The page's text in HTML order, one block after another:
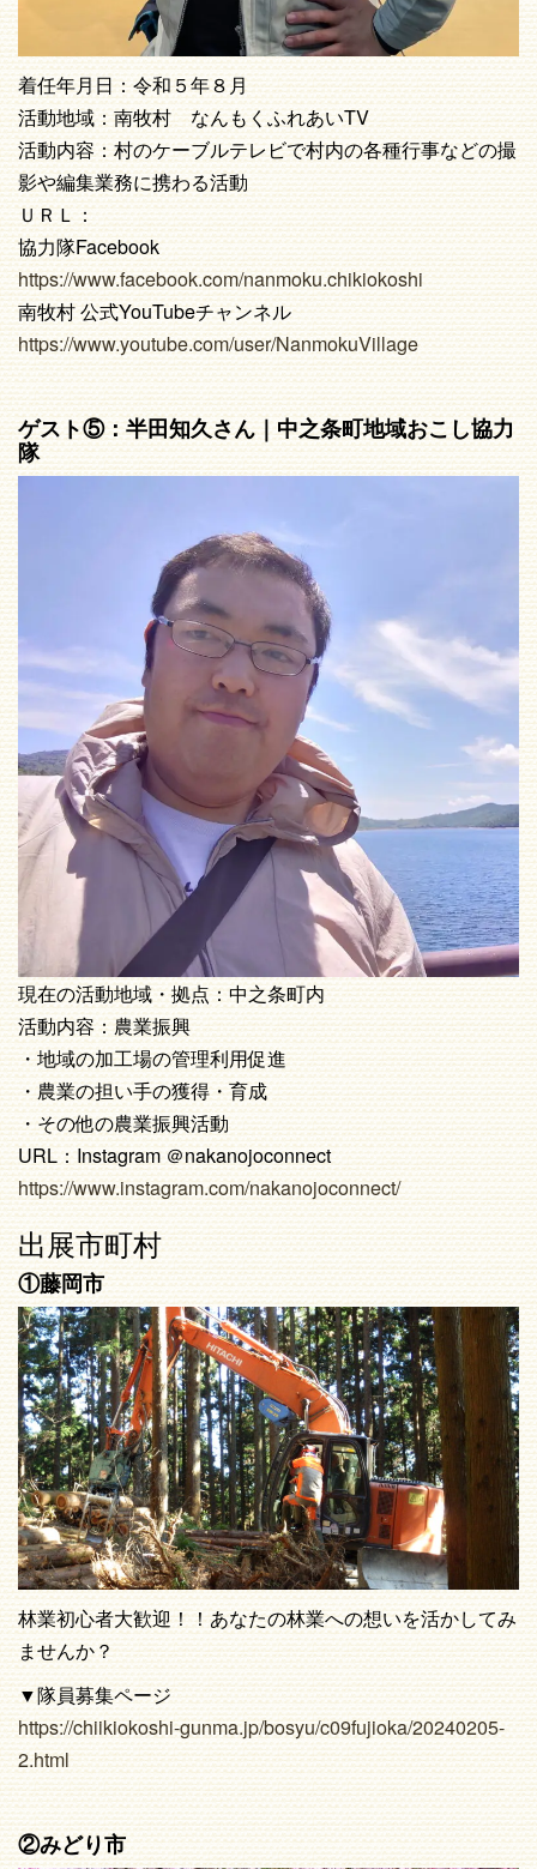
着任年月日：令和５年８月
活動地域：南牧村 なんもくふれあいTV
活動内容：村のケーブルテレビで村内の各種行事などの撮
影や編集業務に携わる活動
ＵＲＬ：
協力隊Facebook
https://www.facebook.com/nanmoku.chikiokoshi
南牧村 公式YouTubeチャンネル
https://www.youtube.com/user/NanmokuVillage
ゲスト⑤：半田知久さん｜中之条町地域おこし協力
隊
現在の活動地域・拠点：中之条町内
活動内容：農業振興
・地域の加工場の管理利用促進
・農業の担い手の獲得・育成
・その他の農業振興活動
URL：Instagram ＠nakanojoconnect
https://www.instagram.com/nakanojoconnect/
出展市町村
①藤岡市
林業初心者大歓迎！！あなたの林業への想いを活かしてみ
ませんか？
▼隊員募集ページ
https://chiikiokoshi-gunma.jp/bosyu/c09fujioka/20240205-
2.html
②みどり市